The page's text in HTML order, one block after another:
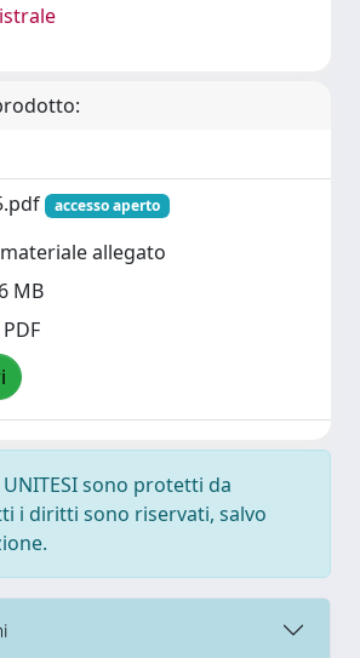
accesso aperto
allegato
MB
sono protetti da
i diritti sono riservati, salvo